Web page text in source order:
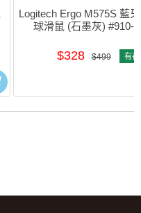
Logitech Ergo M575S 藍
球滑鼠 (石墨灰) #910-
$328 $499 有存